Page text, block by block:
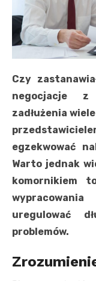
Czy
negocjacje
zadłużenia
egzekwować
Warto jednak
komornikiem
uregulować
problemów.